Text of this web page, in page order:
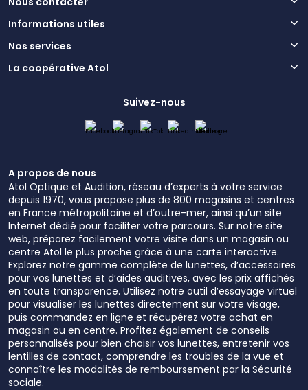
Informations utiles
Nos services
La coopérative Atol
Suivez-nous
A propos de nous
Atol Optique et Audition, réseau d’experts à votre service
depuis 1970, vous propose plus de 800 magasins et centres
en France métropolitaine et d’outre-mer, ainsi qu’un site
Internet dédié pour faciliter votre parcours. Sur notre site
web, préparez facilement votre visite dans un magasin ou
centre Atol le plus proche grâce à une carte interactive.
Explorez notre gamme complète de lunettes, d’accessoires
pour vos lunettes et d’aides auditives, avec les prix affichés
en toute transparence. Utilisez notre outil d’essayage virtuel
pour visualiser les lunettes directement sur votre visage,
puis commandez en ligne et récupérez votre achat en
magasin ou en centre. Profitez également de conseils
personnalisés pour bien choisir vos lunettes, entretenir vos
lentilles de contact, comprendre les troubles de la vue et
connaître les modalités de remboursement par la Sécurité
sociale.